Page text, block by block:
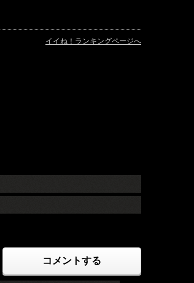
イイね！ランキングページへ
コメントする